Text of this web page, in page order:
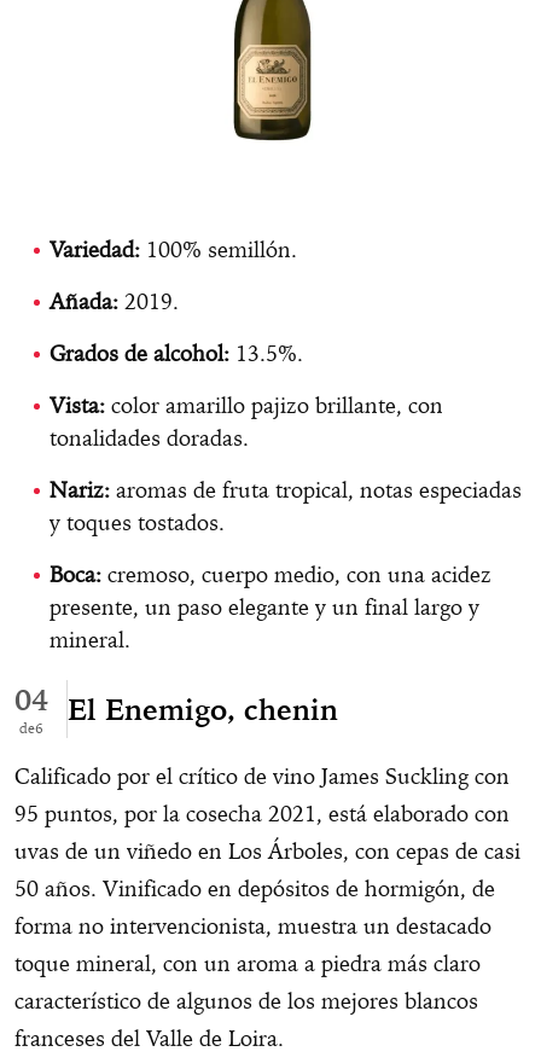
Variedad: 100% semillón.
Añada: 2019.
Grados de alcohol: 13.5%.
Vista: color amarillo pajizo brillante, con
tonalidades doradas.
Nariz: aromas de fruta tropical, notas especiadas
y toques tostados.
Boca: cremoso, cuerpo medio, con una acidez
presente, un paso elegante y un final largo y
mineral.
04
6
El Enemigo, chenin
Calificado por el crítico de vino James Suckling con
95 puntos, por la cosecha 2021, está elaborado con
uvas de un viñedo en Los Árboles, con cepas de casi
50 años. Vinificado en depósitos de hormigón, de
forma no intervencionista, muestra un destacado
toque mineral, con un aroma a piedra más claro
característico de algunos de los mejores blancos
franceses del Valle de Loira.